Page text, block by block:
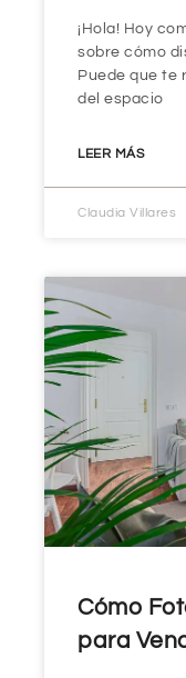
¡Hola! Hoy
sobre cómo
Puede que te
del espacio
LEER MÁS
Claudia Villares
Cómo
para